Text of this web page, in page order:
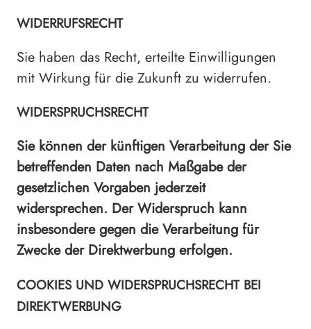
WIDERRUFSRECHT
Sie haben das Recht, erteilte Einwilligungen
mit Wirkung für die Zukunft zu widerrufen.
WIDERSPRUCHSRECHT
Sie können der künftigen Verarbeitung der Sie
betreffenden Daten nach Maßgabe der
gesetzlichen Vorgaben jederzeit
widersprechen. Der Widerspruch kann
insbesondere gegen die Verarbeitung für
Zwecke der Direktwerbung erfolgen.
COOKIES UND WIDERSPRUCHSRECHT BEI
DIREKTWERBUNG